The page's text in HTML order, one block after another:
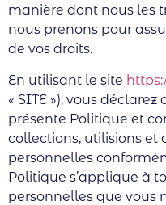
manière dont nous les
nous prenons pour
de vos droits.
En utilisant le site
« SITE »), vous
présente Politique et
collections, utilisions et
personnelles
Politique s’applique à
personnelles que vous